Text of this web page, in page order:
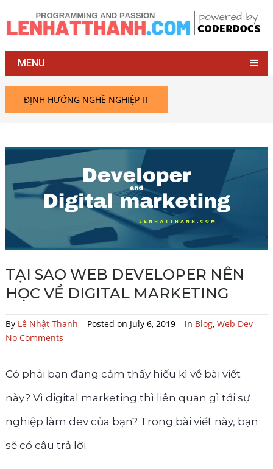
MENU
ĐỊNH HƯỚNG NGHỀ NGHIỆP IT
TẠI SAO WEB DEVELOPER NÊN
HỌC VỀ DIGITAL MARKETING
By Lê Nhật Thanh Posted on July 6, 2019 In Blog, Web Dev
No Comments
Có phải bạn đang cảm thấy hiếu kì về bài viết
này? Vì digital marketing thì liên quan gì tới sự
nghiệp làm dev của bạn? Trong bài viết này, bạn
sẽ có câu trả lời.